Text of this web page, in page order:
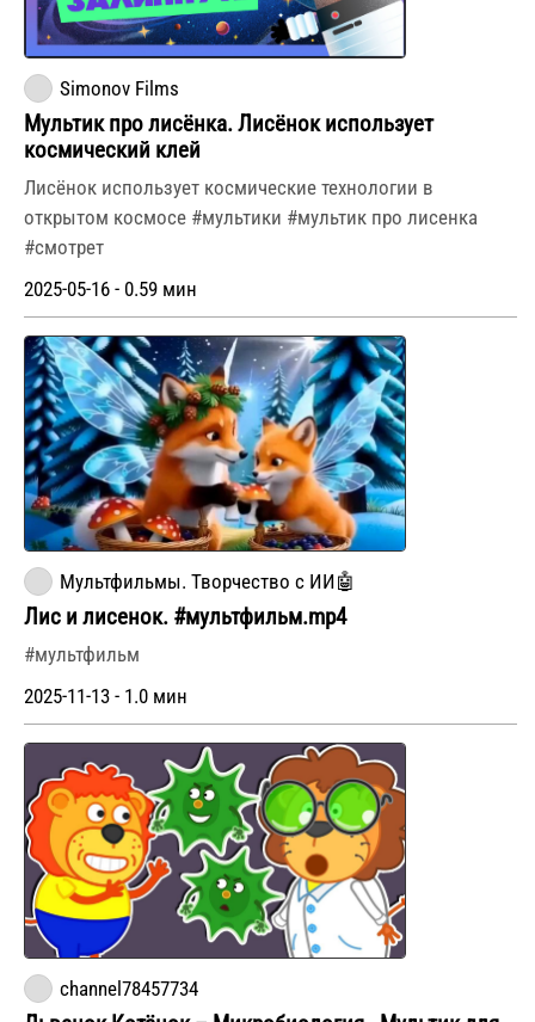
Simonov Films
Мультик про лисёнка. Лисёнок использует
космический клей
Лисёнок использует космические технологии в
открытом космосе #мультики #мультик про лисенка
#смотрет
2025-05-16 - 0.59 мин
Мультфильмы. Творчество с ИИ🤖
Лис и лисенок. #мультфильм.mp4
#мультфильм
2025-11-13 - 1.0 мин
channel78457734